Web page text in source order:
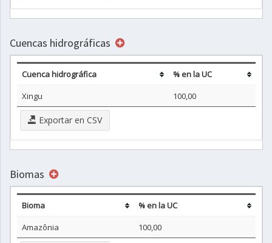
Cuencas hidrográficas
Cuenca hidrográfica
% en la UC
Xingu
100,00
Exportar en CSV
Biomas
Bioma
% en la UC
Amazônia
100,00